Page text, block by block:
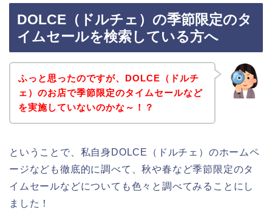
DOLCE（ドルチェ）の季節限定のタ
イムセールを検索している方へ
ふっと思ったのですが、DOLCE（ドルチ
ェ）のお店で季節限定のタイムセールなど
を実施していないのかな～！？
ということで、私自身DOLCE（ドルチェ）のホームペ
ージなども徹底的に調べて、秋や春など季節限定のタ
イムセールなどについても色々と調べてみることにし
ました！